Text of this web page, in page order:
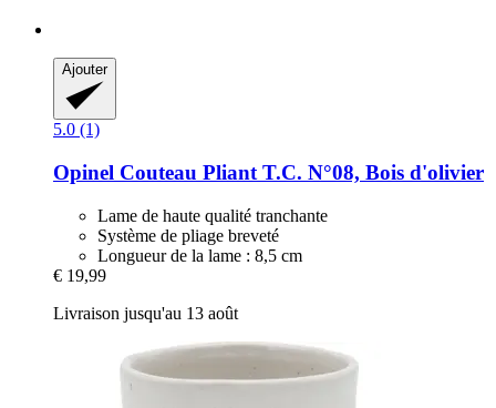
Ajouter
5.0 (1)
Opinel Couteau Pliant T.C. N°08, Bois d'olivier
Lame de haute qualité tranchante
Système de pliage breveté
Longueur de la lame : 8,5 cm
€ 19,99
Livraison jusqu'au 13 août